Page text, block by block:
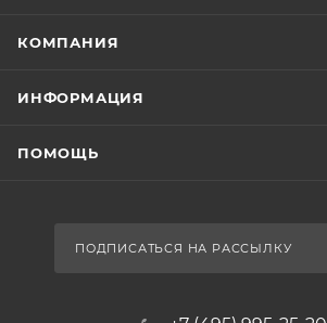
КОМПАНИЯ
ИНФОРМАЦИЯ
ПОМОЩЬ
ПОДПИСАТЬСЯ НА РАССЫЛКУ